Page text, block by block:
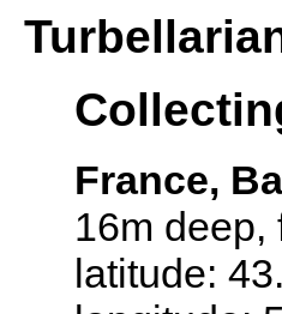
France,
16m deep,
latitude: